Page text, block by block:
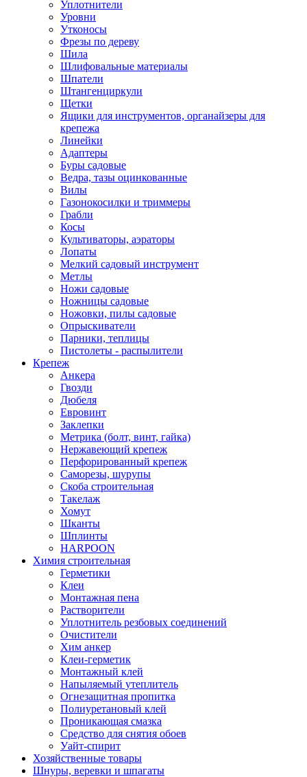
Уплотнители
Уровни
Утконосы
Фрезы по дереву
Шила
Шлифовальные материалы
Шпатели
Штангенциркули
Щетки
Ящики для инструментов, органайзеры для
крепежа
Линейки
Адаптеры
Буры садовые
Ведра, тазы оцинкованные
Вилы
Газонокосилки и триммеры
Грабли
Косы
Культиваторы, аэраторы
Лопаты
Мелкий садовый инструмент
Метлы
Ножи садовые
Ножницы садовые
Ножовки, пилы садовые
Опрыскиватели
Парники, теплицы
Пистолеты - распылители
Крепеж
Анкера
Гвозди
Дюбеля
Евровинт
Заклепки
Метрика (болт, винт, гайка)
Нержавеющий крепеж
Перфорированный крепеж
Саморезы, шурупы
Скоба строительная
Такелаж
Хомут
Шканты
Шплинты
HARPOON
Химия строительная
Герметики
Клеи
Монтажная пена
Растворители
Уплотнитель резбовых соединений
Очистители
Хим анкер
Клеи-герметик
Монтажный клей
Напыляемый утеплитель
Огнезащитная пропитка
Полиуретановый клей
Проникающая смазка
Средство для снятия обоев
Уайт-спирит
Хозяйственные товары
Шнуры, веревки и шпагаты